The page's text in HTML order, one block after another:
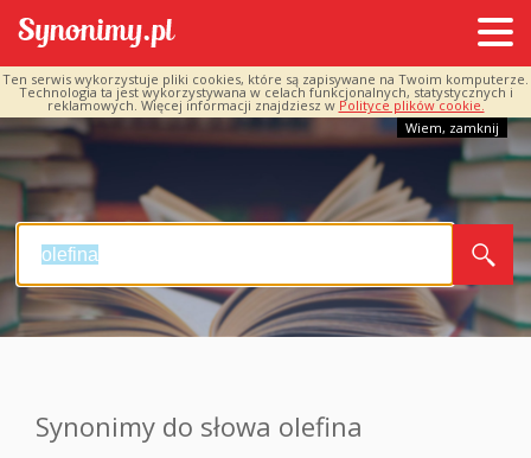
Ten serwis wykorzystuje pliki cookies, które są zapisywane na Twoim komputerze.
Technologia ta jest wykorzystywana w celach funkcjonalnych, statystycznych i
reklamowych. Więcej informacji znajdziesz w Polityce plików cookie.
Wiem, zamknij
Synonimy do słowa olefina